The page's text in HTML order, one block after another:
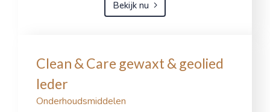
Bekijk nu
Clean & Care gewaxt & geolied
leder
Onderhoudsmiddelen